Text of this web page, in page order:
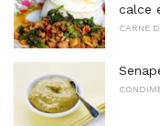
calce
CARNE